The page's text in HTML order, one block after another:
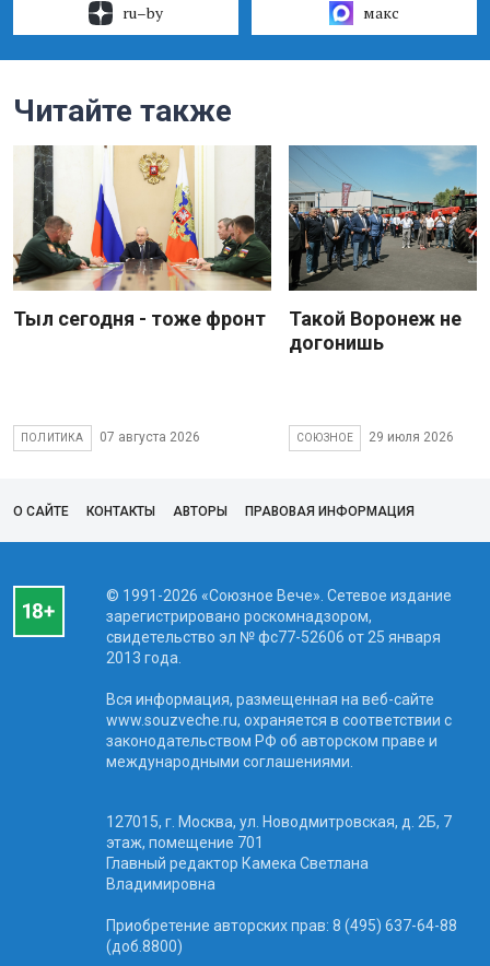
ru–by макс
Читайте также
Тыл сегодня - тоже фронт
ПОЛИТИКА 07 августа 2026
Такой Воронеж не
догонишь
СОЮЗНОЕ 29 июля 2026
О САЙТЕ КОНТАКТЫ АВТОРЫ ПРАВОВАЯ ИНФОРМАЦИЯ
© 1991-2026 «Союзное Вече». Сетевое издание
зарегистрировано роскомнадзором,
свидетельство эл № фc77-52606 от 25 января
2013 года.
Вся информация, размещенная на веб-сайте
www.souzveche.ru, охраняется в соответствии с
законодательством РФ об авторском праве и
международными соглашениями.
127015, г. Москва, ул. Новодмитровская, д. 2Б, 7
этаж, помещение 701
Главный редактор Камека Светлана
Владимировна
Приобретение авторских прав: 8 (495) 637-64-88
(доб.8800)